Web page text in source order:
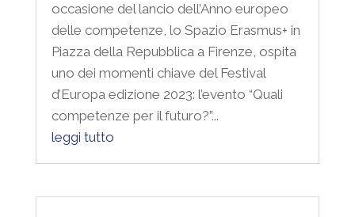
delle competenze, lo Spazio Erasmus+ in
Piazza della Repubblica a Firenze, ospita
uno dei momenti chiave del Festival
d’Europa edizione 2023: l’evento “Quali
competenze per il futuro?”...
leggi tutto